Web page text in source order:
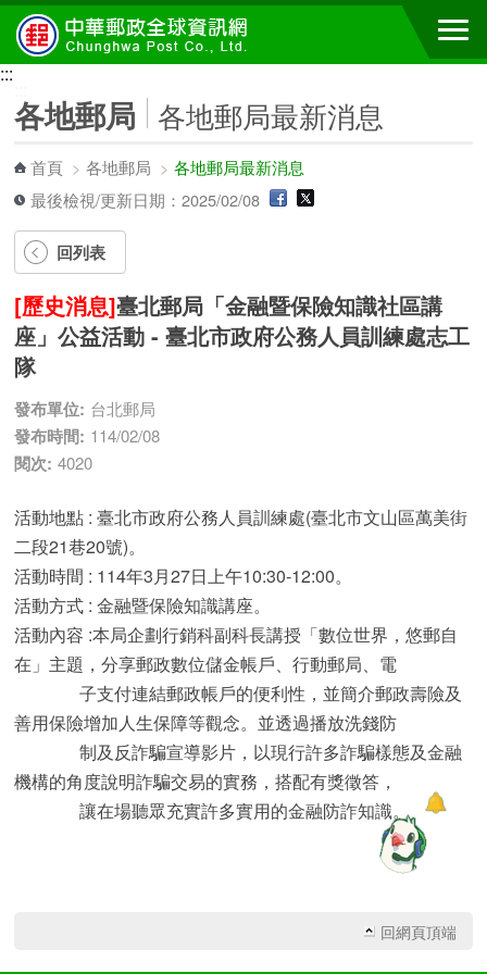
跳到主要內容區塊
:::
各地郵局 各地郵局最新消息
首頁 >各地郵局 >各地郵局最新消息
最後檢視/更新日期：2025/02/08
回列表
[歷史消息]臺北郵局「金融暨保險知識社區講
座」公益活動 - 臺北市政府公務人員訓練處志工
隊
發布單位: 台北郵局
發布時間: 114/02/08
閱次: 4020
活動地點 : 臺北市政府公務人員訓練處(臺北市文山區萬美街
二段21巷20號)。
活動時間 : 114年3月27日上午10:30-12:00。
活動方式 : 金融暨保險知識講座。
活動內容 :本局企劃行銷科副科長講授「數位世界，悠郵自
在」主題，分享郵政數位儲金帳戶、行動郵局、電
子支付連結郵政帳戶的便利性，並簡介郵政壽險及
善用保險增加人生保障等觀念。並透過播放洗錢防
制及反詐騙宣導影片，以現行許多詐騙樣態及金融
機構的角度說明詐騙交易的實務，搭配有獎徵答，
讓在場聽眾充實許多實用的金融防詐知識。
回網頁頂端